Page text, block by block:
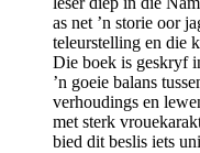
as net ’n storie oor
teleurstelling en die
Die boek is geskryf
’n goeie balans
verhoudings en
met sterk
bied dit beslis iets